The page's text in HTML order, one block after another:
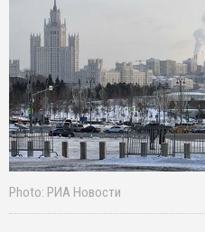
Photo: РИА Новости